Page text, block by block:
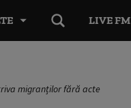
LIVE FM
migranților fără acte